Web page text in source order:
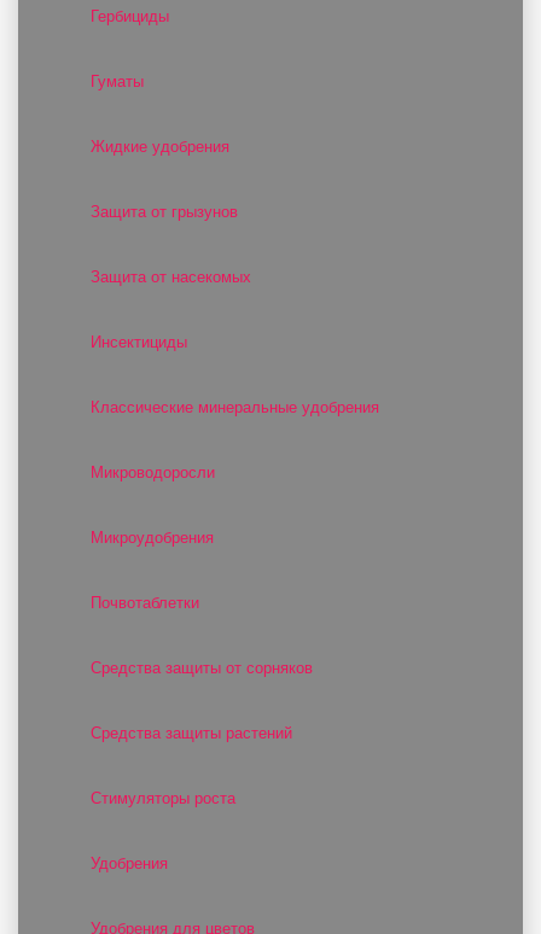
Гербициды
Гуматы
Жидкие удобрения
Защита от грызунов
Защита от насекомых
Инсектициды
Классические минеральные удобрения
Микроводоросли
Микроудобрения
Почвотаблетки
Средства защиты от сорняков
Средства защиты растений
Стимуляторы роста
Удобрения
Удобрения для цветов